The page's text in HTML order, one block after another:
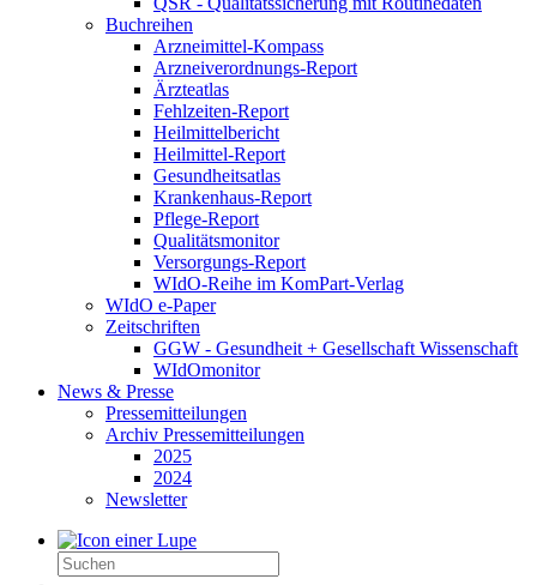
Buchreihen
Arzneimittel-Kompass
Arzneiverordnungs-Report
Ärzteatlas
Fehlzeiten-Report
Heilmittelbericht
Heilmittel-Report
Gesundheitsatlas
Krankenhaus-Report
Pflege-Report
Qualitätsmonitor
Versorgungs-Report
WIdO-Reihe im KomPart-Verlag
WIdO e-Paper
Zeitschriften
GGW - Gesundheit + Gesellschaft Wissenschaft
WIdOmonitor
News & Presse
Pressemitteilungen
Archiv Pressemitteilungen
2025
2024
Newsletter